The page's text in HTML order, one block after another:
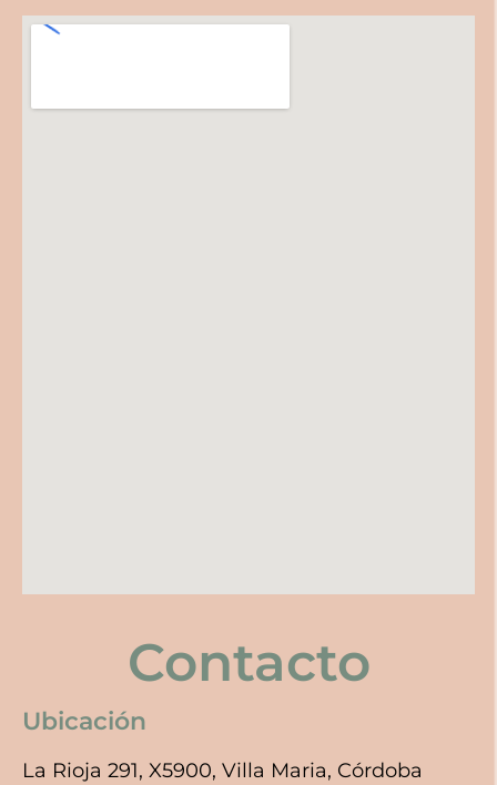
Contacto
Ubicación
La Rioja 291, X5900, Villa Maria, Córdoba